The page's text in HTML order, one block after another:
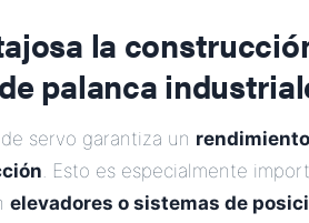
la
palanca
servo garantiza un
. Esto es especialmente
elevadores o sistemas de